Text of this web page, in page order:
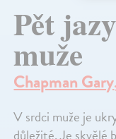
Pět
muže
Chapman Gary
V srdci muže je